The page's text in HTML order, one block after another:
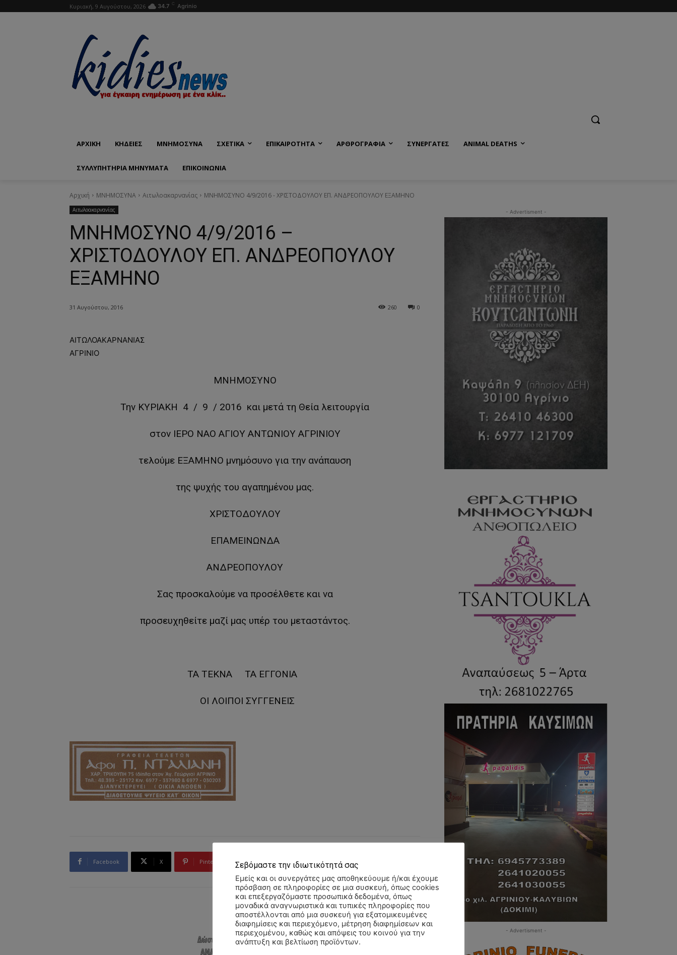
Κυριακή, 9 Αυγούστου, 2026 34.7 C Agrinio
ΑΡΧΙΚΗ ΚΗΔΕΙΕΣ ΜΝΗΜΟΣΥΝΑ ΣΧΕΤΙΚΑ ΕΠΙΚΑΙΡΟΤΗΤΑ ΑΡΘΡΟΓΡΑΦΙΑ ΣΥΝΕΡΓΑΤΕΣ ANIMAL DEATHS
ΣΥΛΛΥΠΗΤΗΡΙΑ ΜΗΝΥΜΑΤΑ ΕΠΙΚΟΙΝΩΝΊΑ
Αρχική ΜΝΗΜΟΣΥΝΑ Αιτωλοακαρνανίας ΜΝΗΜΟΣΥΝΟ 4/9/2016 - ΧΡΙΣΤΟΔΟΥΛΟΥ ΕΠ. ΑΝΔΡΕΟΠΟΥΛΟΥ ΕΞΑΜΗΝΟ
Αιτωλοακαρνανίας
ΜΝΗΜΟΣΥΝΟ 4/9/2016 –
ΧΡΙΣΤΟΔΟΥΛΟΥ ΕΠ. ΑΝΔΡΕΟΠΟΥΛΟΥ
ΕΞΑΜΗΝΟ
31 Αυγούστου, 2016 0
260
ΑΙΤΩΛΟΑΚΑΡΝΑΝΙΑΣ
ΑΓΡΙΝΙΟ
ΜΝΗΜΟΣΥΝΟ
Την ΚΥΡΙΑΚΗ 4 / 9 / 2016 και μετά τη Θεία λειτουργία
στον ΙΕΡΟ ΝΑΟ ΑΓΙΟΥ ΑΝΤΩΝΙΟΥ ΑΓΡΙΝΙΟΥ
τελούμε ΕΞΑΜΗΝΟ μνημόσυνο για την ανάπαυση
της ψυχής του αγαπημένου μας.
ΧΡΙΣΤΟΔΟΥΛΟΥ
ΕΠΑΜΕΙΝΩΝΔΑ
ΑΝΔΡΕΟΠΟΥΛΟΥ
Σας προσκαλούμε να προσέλθετε και να
προσευχηθείτε μαζί μας υπέρ του μεταστάντος.
ΤΑ ΤΕΚΝΑ ΤΑ ΕΓΓΟΝΙΑ
ΟΙ ΛΟΙΠΟΙ ΣΥΓΓΕΝΕΙΣ
Facebook X Pinterest
- Advertisment -
- Advertisment -
Σεβόμαστε την ιδιωτικότητά σας
Εμείς και οι συνεργάτες μας αποθηκεύουμε ή/και έχουμε
πρόσβαση σε πληροφορίες σε μια συσκευή, όπως cookies
και επεξεργαζόμαστε προσωπικά δεδομένα, όπως
μοναδικά αναγνωριστικά και τυπικές πληροφορίες που
αποστέλλονται από μια συσκευή για εξατομικευμένες
διαφημίσεις και περιεχόμενο, μέτρηση διαφημίσεων και
περιεχομένου, καθώς και απόψεις του κοινού για την
ανάπτυξη και βελτίωση προϊόντων.